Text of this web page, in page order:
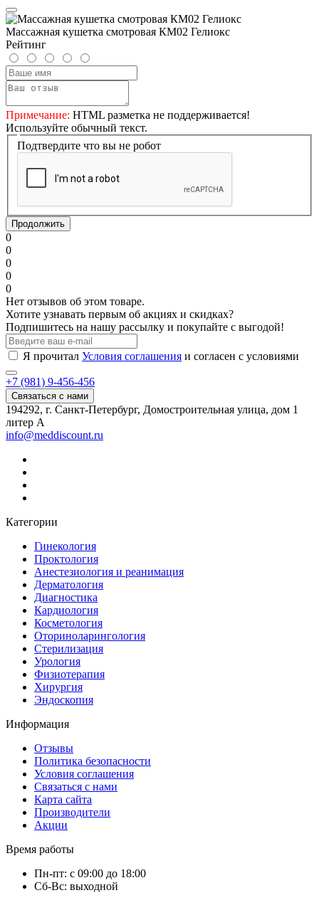
Массажная кушетка смотровая КМ02 Гелиокс
Рейтинг
Примечание: HTML разметка не поддерживается!
Используйте обычный текст.
Подтвердите что вы не робот
Продолжить
0
0
0
0
0
Нет отзывов об этом товаре.
Хотите узнавать первым об акциях и скидках?
Подпишитесь на нашу рассылку и покупайте с выгодой!
Я прочитал Условия соглашения и согласен с условиями
+7 (981) 9-456-456
Связаться с нами
194292, г. Санкт-Петербург, Домостроительная улица, дом 1
литер А
info@meddiscount.ru
Категории
Гинекология
Проктология
Анестезиология и реанимация
Дерматология
Диагностика
Кардиология
Косметология
Оториноларингология
Стерилизация
Урология
Физиотерапия
Хирургия
Эндоскопия
Информация
Отзывы
Политика безопасности
Условия соглашения
Связаться с нами
Карта сайта
Производители
Акции
Время работы
Пн-пт: с 09:00 до 18:00
Сб-Вс: выходной